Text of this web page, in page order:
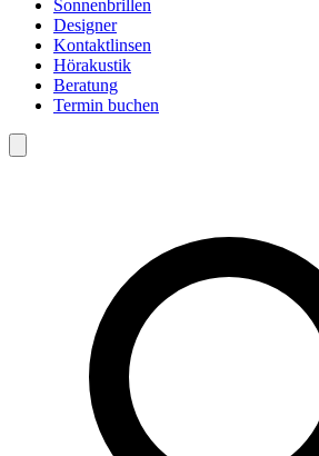
Sonnenbrillen
Designer
Kontaktlinsen
Hörakustik
Beratung
Termin buchen